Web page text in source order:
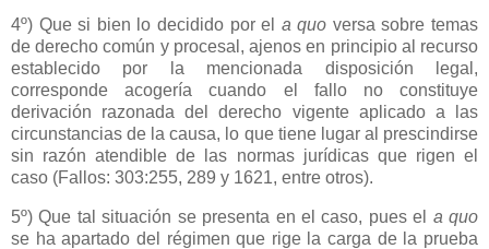
4º) Que si bien lo decidido por el a quo versa sobre temas
de derecho común y procesal, ajenos en principio al recurso
establecido por la mencionada disposición legal,
corresponde acogería cuando el fallo no constituye
derivación razonada del derecho vigente aplicado a las
circunstancias de la causa, lo que tiene lugar al prescindirse
sin razón atendible de las normas jurídicas que rigen el
caso (Fallos: 303:255, 289 y 1621, entre otros).
5º) Que tal situación se presenta en el caso, pues el a quo
se ha apartado del régimen que rige la carga de la prueba